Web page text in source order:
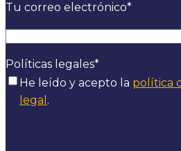
Tu correo electrónico*
Políticas legales*
He leído y acepto la política
legal .